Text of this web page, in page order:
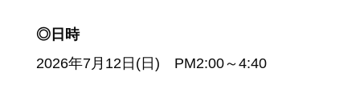
◎日時
2026年7月12日(日) PM2:00～4:40